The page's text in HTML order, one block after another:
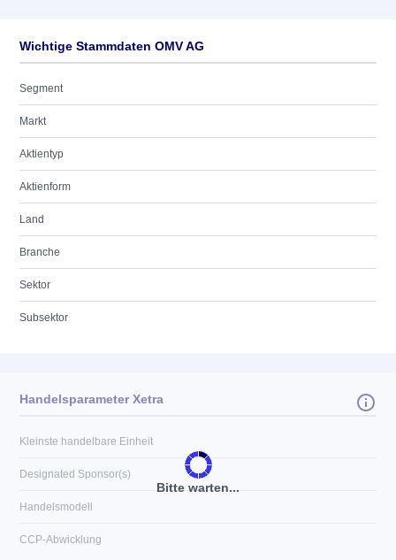
Wichtige Stammdaten OMV AG
Segment
Markt
Aktientyp
Aktienform
Land
Branche
Sektor
Subsektor
Bitte warten...
Handelsparameter Xetra
Kleinste handelbare Einheit
Designated Sponsor(s)
Handelsmodell
CCP-Abwicklung